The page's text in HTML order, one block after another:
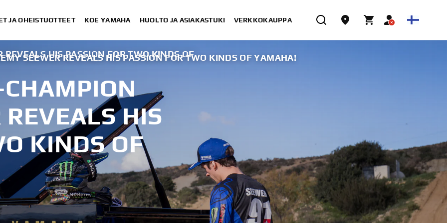
JA OHEISTUOTTEET KOE YAMAHA HUOLTO JA ASIAKASTUKI VERKKOKAUPPA
SEEWER REVEALS HIS PASSION FOR TWO KINDS OF YAMAHA!
HIS PASSION FOR TWO KINDS OF
HIS
KINDS OF